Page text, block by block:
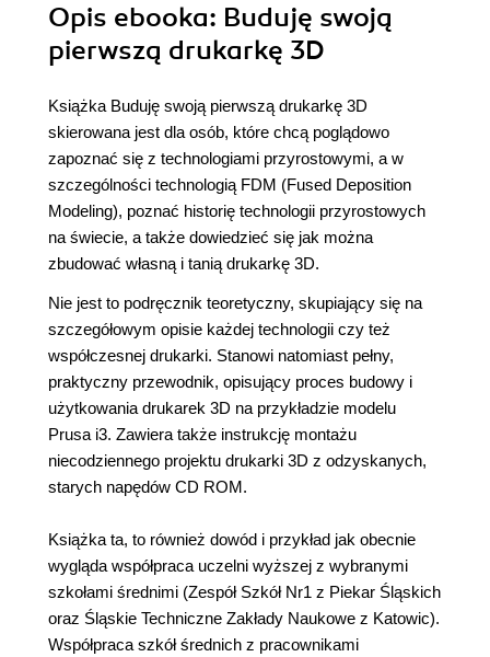
Opis ebooka: Buduję swoją
pierwszą drukarkę 3D
Książka Buduję swoją pierwszą drukarkę 3D
skierowana jest dla osób, które chcą poglądowo
zapoznać się z technologiami przyrostowymi, a w
szczególności technologią FDM (Fused Deposition
Modeling), poznać historię technologii przyrostowych
na świecie, a także dowiedzieć się jak można
zbudować własną i tanią drukarkę 3D.
Nie jest to podręcznik teoretyczny, skupiający się na
szczegółowym opisie każdej technologii czy też
współczesnej drukarki. Stanowi natomiast pełny,
praktyczny przewodnik, opisujący proces budowy i
użytkowania drukarek 3D na przykładzie modelu
Prusa i3. Zawiera także instrukcję montażu
niecodziennego projektu drukarki 3D z odzyskanych,
starych napędów CD ROM.
Książka ta, to również dowód i przykład jak obecnie
wygląda współpraca uczelni wyższej z wybranymi
szkołami średnimi (Zespół Szkół Nr1 z Piekar Śląskich
oraz Śląskie Techniczne Zakłady Naukowe z Katowic).
Współpraca szkół średnich z pracownikami